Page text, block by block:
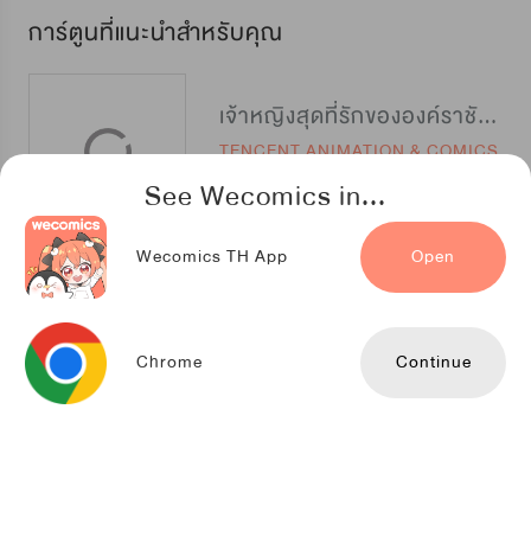
See Wecomics in...
Wecomics TH App Open
Chrome Continue
การ์ตูนที่แนะนำสำหรับคุณ
เจ้าหญิงสุดที่รักขององค์ราชันย์
TENCENT ANIMATION & COMICS
จะจีบฉัน ก็ให้มันนุ่มนวลหน่อย